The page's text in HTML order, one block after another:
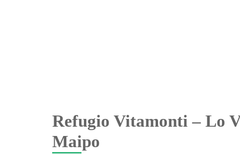
Refugio Vitamonti – Lo
Maipo